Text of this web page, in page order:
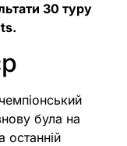
30 туру
була на
останній